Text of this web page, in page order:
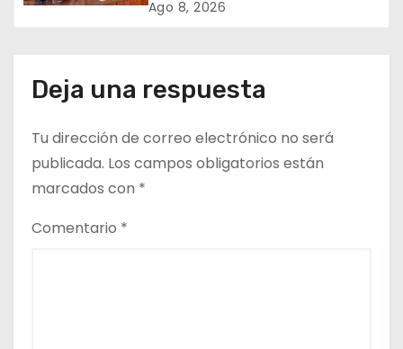
t
r
a
para prevenir la mosca de la
Ago 8, 2026
Deja una respuesta
Tu dirección de correo electrónico no será
publicada. Los campos obligatorios están
marcados con *
Comentario *